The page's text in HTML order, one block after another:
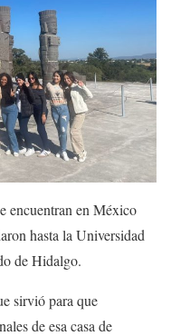
encuentran en México
hasta la Universidad
de Hidalgo.
sirvió para que
de esa casa de